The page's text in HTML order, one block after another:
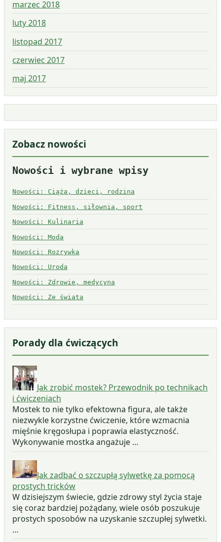
marzec 2018
luty 2018
listopad 2017
czerwiec 2017
maj 2017
Zobacz nowości
Nowości i wybrane wpisy
Nowości: Ciąża, dzieci, rodzina
Nowości: Fitness, siłownia, sport
Nowości: Kulinaria
Nowości: Moda
Nowości: Rozrywka
Nowości: Uroda
Nowości: Zdrowie, medycyna
Nowości: Ze świata
Porady dla ćwiczących
Jak zrobić mostek? Przewodnik po technikach
i ćwiczeniach
Mostek to nie tylko efektowna figura, ale także
niezwykle korzystne ćwiczenie, które wzmacnia
mięśnie kręgosłupa i poprawia elastyczność.
Wykonywanie mostka angażuje …
Jak zadbać o szczupłą sylwetkę za pomocą
prostych tricków
W dzisiejszym świecie, gdzie zdrowy styl życia staje
się coraz bardziej pożądany, wiele osób poszukuje
prostych sposobów na uzyskanie szczupłej sylwetki.
…